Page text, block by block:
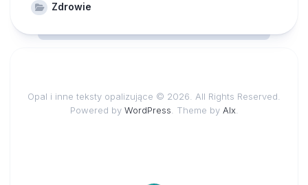
Zdrowie
Opal i inne teksty opalizujące © 2026. All Rights Reserved.
Powered by WordPress . Theme by Alx